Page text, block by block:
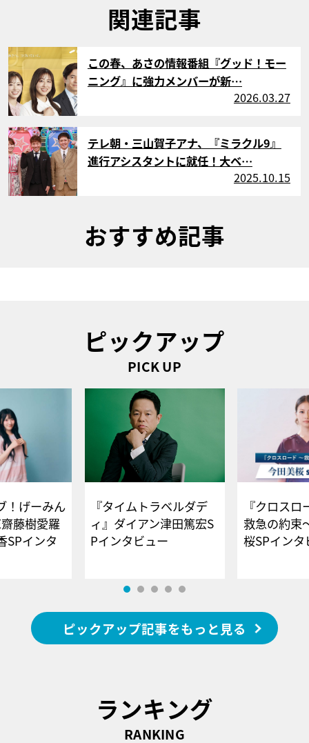
関連記事
サムネイル
この春、あさの情報番組『グッド！モー
ニング』に強力メンバーが新…
2026.03.27
サムネイル
テレ朝・三山賀子アナ、『ミラクル9』
進行アシスタントに就任！大ベ…
2025.10.15
おすすめ記事
ピックアップ
PICK UP
！げーみん
藤樹愛羅
SPインタ
『タイムトラベルダデ
ィ』ダイアン津田篤宏S
Pインタビュー
『クロス
救急の約束
桜SPイ
ピックアップ記事をもっと見る
ランキング
RANKING